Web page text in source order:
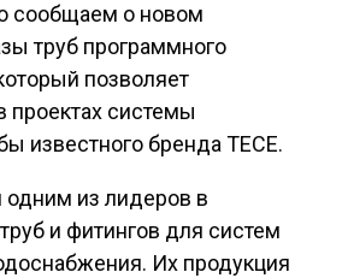
сообщаем о новом
труб программного
позволяет
проектах системы
известного бренда TECE.
одним из лидеров в
и фитингов для систем
Их продукция